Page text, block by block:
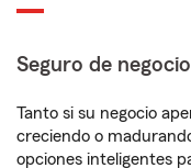
Seguro de
Tanto si su negocio
creciendo o
opciones inteligentes